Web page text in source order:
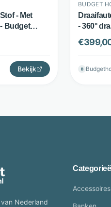
- Met
Budget
Bekijk
BUDGET
- 360°
Home
€
B
Nederland
Accessoires